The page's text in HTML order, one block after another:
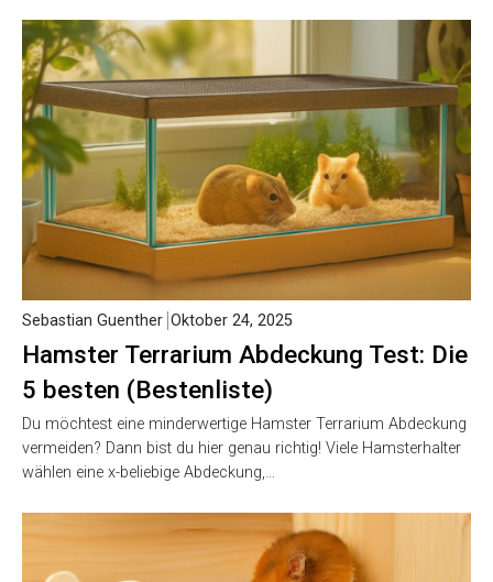
Hamster Terrarium Abdeckung Test: Die
5 besten (Bestenliste)
Sebastian Guenther Oktober 24, 2025
Du möchtest eine minderwertige Hamster Terrarium Abdeckung
vermeiden? Dann bist du hier genau richtig! Viele Hamsterhalter
wählen eine x-beliebige Abdeckung,…